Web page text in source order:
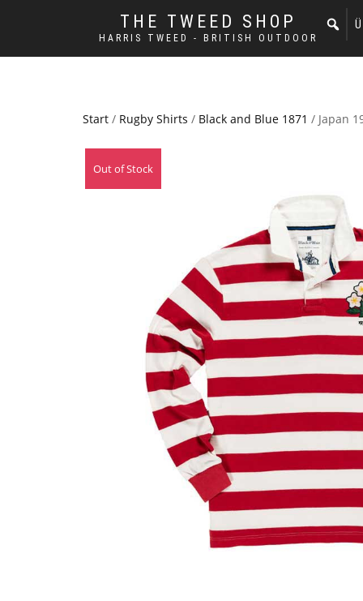
THE TWEED SHOP
HARRIS TWEED - BRITISH OUTDOOR
Start / Rugby Shirts / Black and Blue 1871 / Japan
Out of Stock